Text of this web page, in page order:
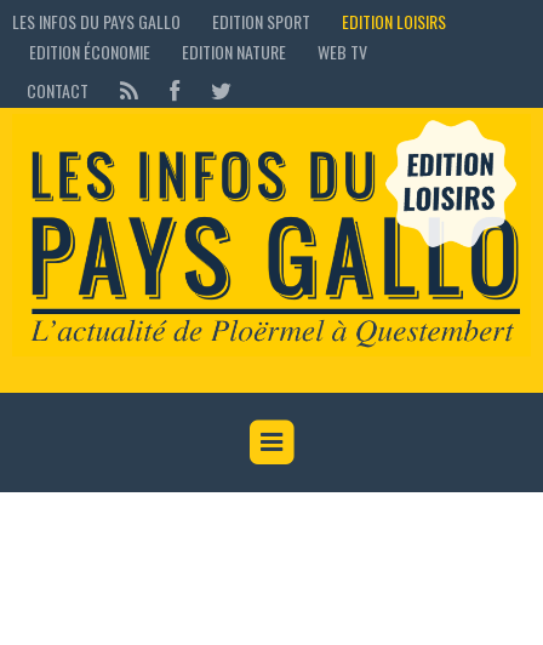
LES INFOS DU PAYS GALLO EDITION SPORT
EDITION LOISIRS
EDITION ÉCONOMIE
EDITION NATURE
WEB TV
CONTACT